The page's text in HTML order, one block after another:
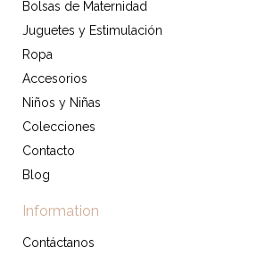
Bolsas de Maternidad
Juguetes y Estimulación
Ropa
Accesorios
Niños y Niñas
Colecciones
Contacto
Blog
Information
Contáctanos